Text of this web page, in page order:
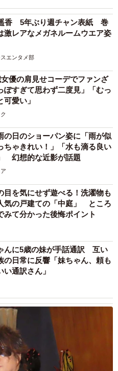
の裏の人情渦巻く世界。ス
っていくターンでは、豪華
見どころです。その裏で、
ながら展開される「愛する
あります。これから半年、
です。
彅剛 蒼井優 菊地凛子 小
中納良恵 さかいゆう 趣里
送局アナウンサー）
15／（再）後0：45～
り）
15
00（※日曜、翌・月曜は、土
香 5年ぶり週チャン表紙 巻
激レアなメガネルームウエア姿
エンタメ部
優の肩見せコーデでファンざ
すぎて思わず二度見」「むっ
愛い」
の日のショーパン姿に「雨が似
ちゃきれい！」「水も滴る良い
幻想的な近影が話題
目を気にせず遊べる！洗濯物も
気の戸建ての「中庭」 ところ
て分かった後悔ポイント
んに5歳の妹が手話通訳 互い
の日常に反響「妹ちゃん、頼も
い通訳さん」